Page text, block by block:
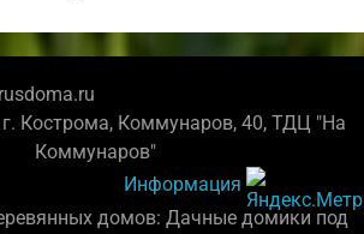
г. Кострома, Коммунаров, 40, ТДЦ "На
Коммунаров"
Информация
домов: Дачные домики под